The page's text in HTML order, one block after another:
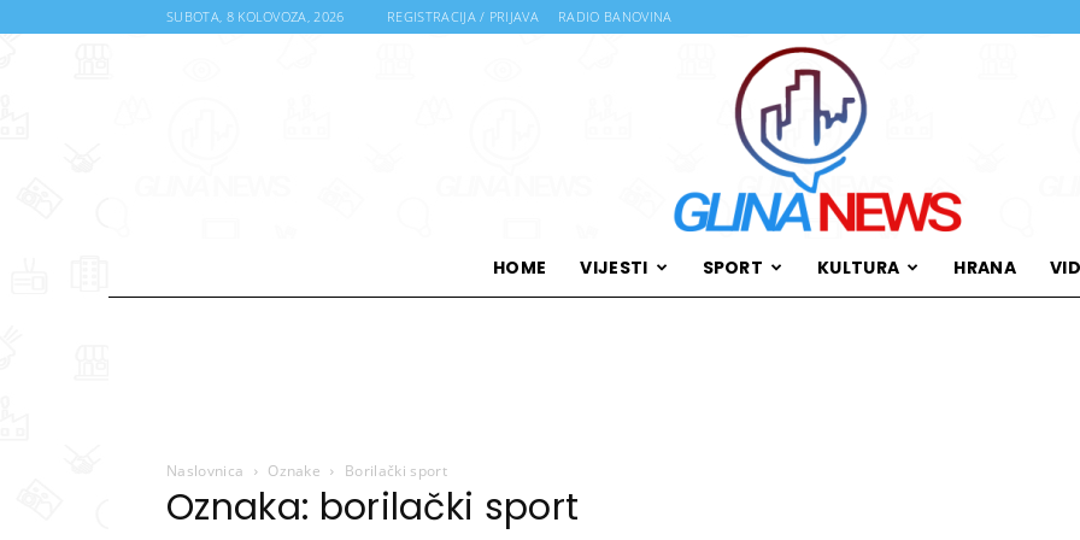
SUBOTA, 8 KOLOVOZA, 2026 REGISTRACIJA / PRIJAVA RADIO BANOVINA
HOME VIJESTI SPORT KULTURA HRANA
Naslovnica Oznake Borilački sport
Oznaka: borilački sport